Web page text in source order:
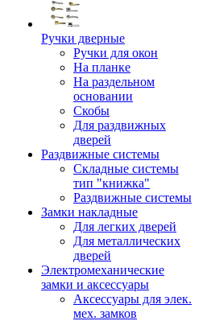
Ручки дверные
Ручки для окон
На планке
На раздельном
основании
Скобы
Для раздвижных
дверей
Раздвижные системы
Складные системы
тип "книжка"
Раздвижные системы
Замки накладные
Для легких дверей
Для металлических
дверей
Электромеханические
замки и аксессуары
Аксессуары для элек.
мех. замков